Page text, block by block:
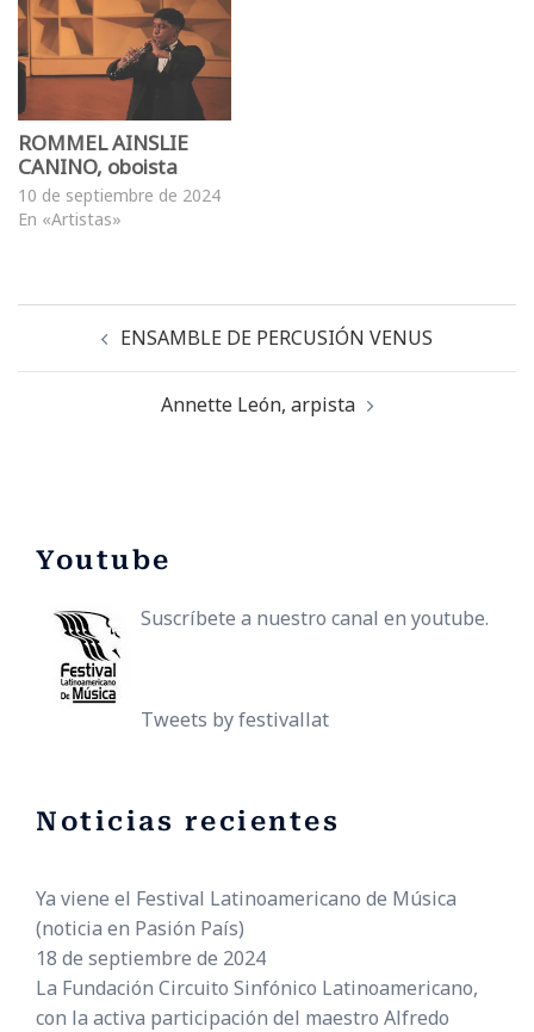
ROMMEL AINSLIE
CANINO, oboista
10 de septiembre de 2024
En «Artistas»
ENSAMBLE DE PERCUSIÓN VENUS
Annette León, arpista
Youtube
Suscríbete a nuestro canal en youtube.
Tweets by festivallat
Noticias recientes
Ya viene el Festival Latinoamericano de Música
(noticia en Pasión País)
18 de septiembre de 2024
La Fundación Circuito Sinfónico Latinoamericano,
con la activa participación del maestro Alfredo